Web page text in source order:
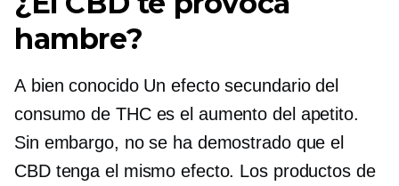
hambre?
A bien conocidoUn efecto secundario del
consumo de THC es el aumento del apetito.
Sin embargo, no se ha demostrado que el
CBD tenga el mismo efecto. Los productos de